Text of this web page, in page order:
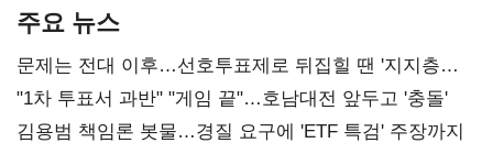
주요 뉴스
문제는 전대 이후…선호투표제로 뒤집힐 땐 '지지층
불복'
"1차 투표서 과반" "게임 끝"…호남대전 앞두고 '충돌'
김용범 책임론 봇물…경질 요구에 'ETF 특검' 주장까지